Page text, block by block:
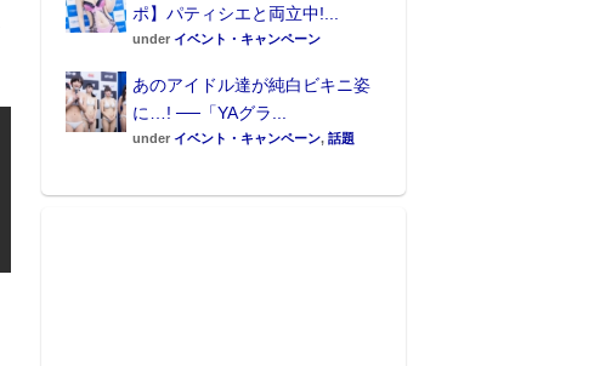
ポ】パティシエと両立中!...
under イベント・キャンペーン
あのアイドル達が純白ビキニ姿
に…! ──「YAグラ...
under イベント・キャンペーン, 話題